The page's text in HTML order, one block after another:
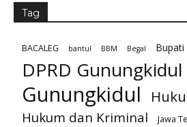
Tag
BACALEG bantul BBM Begal Bupati
DPRD Gunungkidul
Gunungkidul
Hukum dan Kriminal Jawa